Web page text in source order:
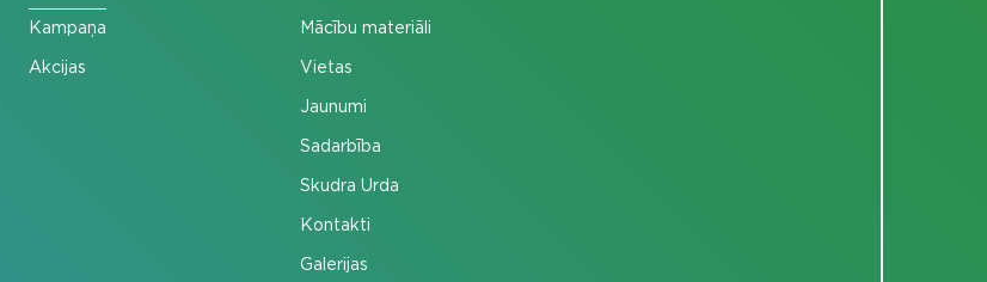
Kampaņa
Akcijas
Mācību materiāli
Vietas
Jaunumi
Sadarbība
Skudra Urda
Kontakti
Galerijas